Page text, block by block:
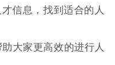
信息，找到适合的人
大家更高效的进行人